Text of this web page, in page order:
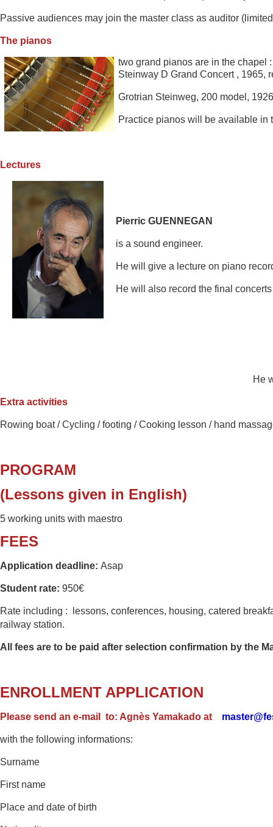
Passive audiences may join the master class as auditor
The pianos
two grand pianos are in the chapel
Steinway D Grand Concert , 1965,
Grotrian Steinweg, 200 model,
Practice pianos will be available in
Lectures
Pierric GUENNEGAN
is a sound engineer.
He will give a lecture on piano
He will also record the final
He
Extra activities
Rowing boat /Cycling / footing / Cooking lesson / hand
PROGRAM
(Lessons given in English)
5 working units with maestro
FEES
Application deadline: Asap
Student rate: 950€
Rate including : lessons, conferences, housing, catered
railway station.
All fees are to be paid after selection confirmation by the
ENROLLMENT APPLICATION
Please send an e-mail to: Agnès Yamakado at
with the following informations:
Surname
First name
Place and date of birth